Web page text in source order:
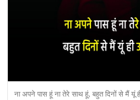
ना अपने पास हूं ना तेरे साथ हूं, बहुत दिनों से मैं यूं